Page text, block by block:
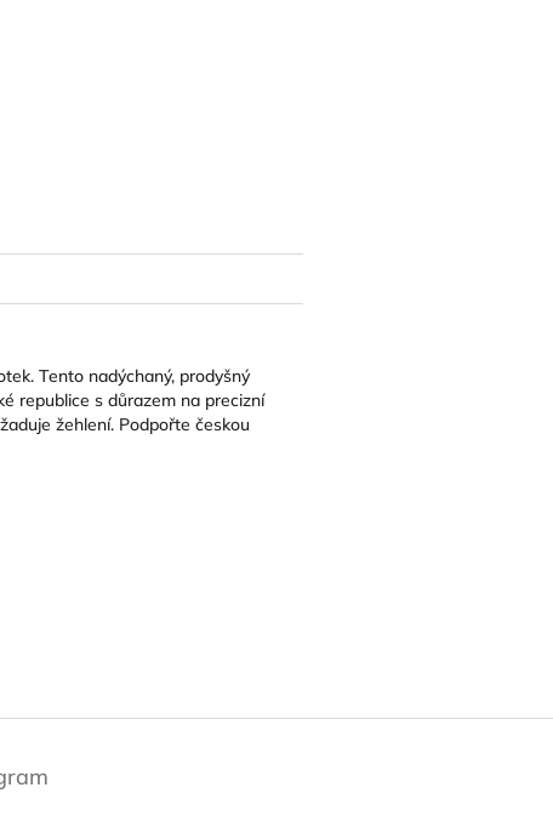
Tento nadýchaný, prodyšný
republice s důrazem na precizní
žehlení. Podpořte českou